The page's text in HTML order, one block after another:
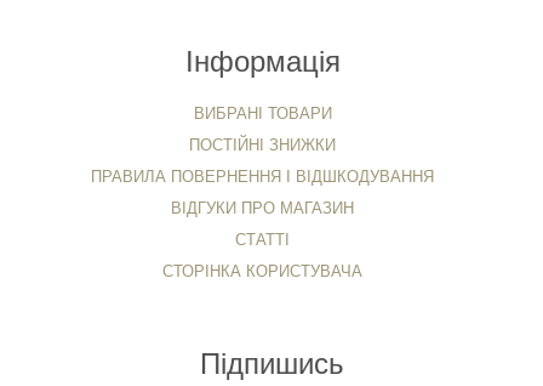
Інформація
ВИБРАНІ ТОВАРИ
ПОСТІЙНІ ЗНИЖКИ
ПРАВИЛА ПОВЕРНЕННЯ І ВІДШКОДУВАННЯ
ВІДГУКИ ПРО МАГАЗИН
СТАТТІ
СТОРІНКА КОРИСТУВАЧА
Підпишись